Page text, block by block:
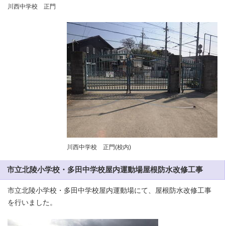
川西中学校 正門
川西中学校 正門(校内)
市立北陵小学校・多田中学校屋内運動場屋根防水改修工事
市立北陵小学校・多田中学校屋内運動場にて、屋根防水改修工事
を行いました。